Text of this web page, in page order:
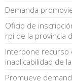
Demanda
Oficio de
rpi de la provincia
Interpone recurso
inaplicabilidad de
Promueve